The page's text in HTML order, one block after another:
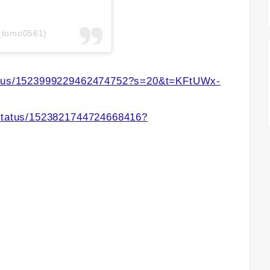
1523999229462474752?s=20&t=KFtUWx-
1523821744724668416?